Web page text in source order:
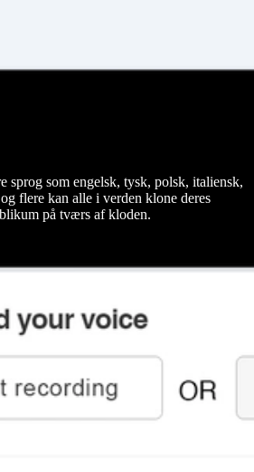
sprog som engelsk, tysk, polsk, italiensk,
flere kan alle i verden klone deres
på tværs af kloden.